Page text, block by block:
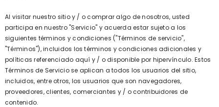
Al visitar nuestro sitio y / o comprar algo de nosotros, usted
participa en nuestro "Servicio" y acuerda estar sujeto a los
siguientes términos y condiciones ("Términos de servicio",
"Términos"), incluidos los términos y condiciones adicionales y
políticas referenciado aquí y / o disponible por hipervínculo. Estos
Términos de Servicio se aplican a todos los usuarios del sitio,
incluidos, entre otros, los usuarios que son navegadores,
proveedores, clientes, comerciantes y / o contribuidores de
contenido.